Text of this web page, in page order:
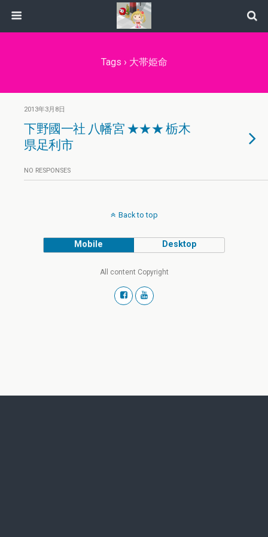
Tags › 大帯姫命
2013年3月8日
下野國一社 八幡宮 ★★★ 栃木
県足利市
NO RESPONSES
Back to top
Mobile Desktop
All content Copyright